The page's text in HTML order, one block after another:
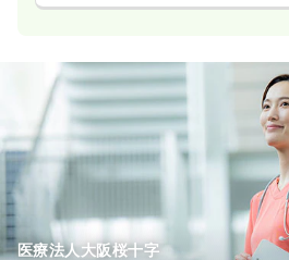
医療法人大阪桜十字